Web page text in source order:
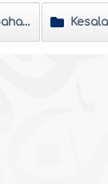
Pokok Bahasan